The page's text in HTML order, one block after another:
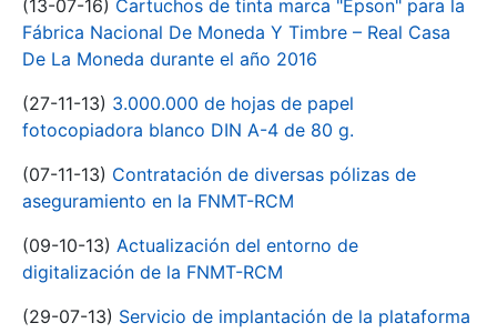
(13-07-16) Cartuchos de tinta marca "Epson" para la
Fábrica Nacional De Moneda Y Timbre – Real Casa
De La Moneda durante el año 2016
(27-11-13) 3.000.000 de hojas de papel
fotocopiadora blanco DIN A-4 de 80 g.
(07-11-13) Contratación de diversas pólizas de
aseguramiento en la FNMT-RCM
(09-10-13) Actualización del entorno de
digitalización de la FNMT-RCM
(29-07-13) Servicio de implantación de la plataforma